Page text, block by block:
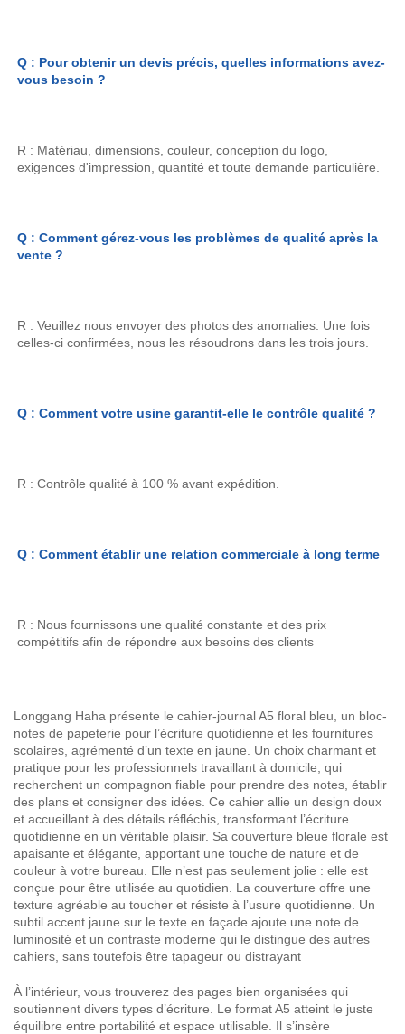
Q : Pour obtenir un devis précis, quelles informations avez-
vous besoin ?
R : Matériau, dimensions, couleur, conception du logo,
exigences d'impression, quantité et toute demande particulière.
Q : Comment gérez-vous les problèmes de qualité après la
vente ?
R : Veuillez nous envoyer des photos des anomalies. Une fois
celles-ci confirmées, nous les résoudrons dans les trois jours.
Q : Comment votre usine garantit-elle le contrôle qualité ?
R : Contrôle qualité à 100 % avant expédition.
Q : Comment établir une relation commerciale à long terme
R : Nous fournissons une qualité constante et des prix
compétitifs afin de répondre aux besoins des clients
Longgang Haha présente le cahier-journal A5 floral bleu, un bloc-
notes de papeterie pour l’écriture quotidienne et les fournitures
scolaires, agrémenté d’un texte en jaune. Un choix charmant et
pratique pour les professionnels travaillant à domicile, qui
recherchent un compagnon fiable pour prendre des notes, établir
des plans et consigner des idées. Ce cahier allie un design doux
et accueillant à des détails réfléchis, transformant l’écriture
quotidienne en un véritable plaisir. Sa couverture bleue florale est
apaisante et élégante, apportant une touche de nature et de
couleur à votre bureau. Elle n’est pas seulement jolie : elle est
conçue pour être utilisée au quotidien. La couverture offre une
texture agréable au toucher et résiste à l’usure quotidienne. Un
subtil accent jaune sur le texte en façade ajoute une note de
luminosité et un contraste moderne qui le distingue des autres
cahiers, sans toutefois être tapageur ou distrayant
À l’intérieur, vous trouverez des pages bien organisées qui
soutiennent divers types d’écriture. Le format A5 atteint le juste
équilibre entre portabilité et espace utilisable. Il s’insère